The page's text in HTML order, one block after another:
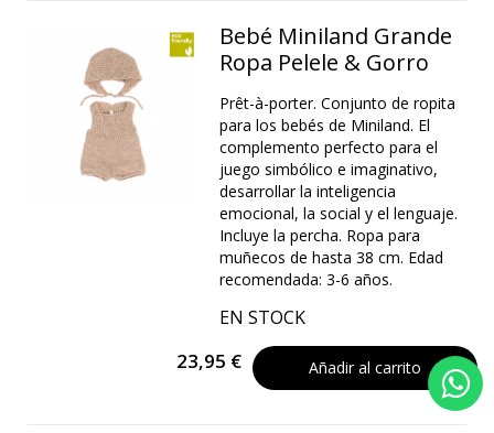
Bebé Miniland Grande
Ropa Pelele & Gorro
Prêt-à-porter. Conjunto de ropita
para los bebés de Miniland. El
complemento perfecto para el
juego simbólico e imaginativo,
desarrollar la inteligencia
emocional, la social y el lenguaje.
Incluye la percha. Ropa para
muñecos de hasta 38 cm. Edad
recomendada: 3-6 años.
EN STOCK
23,95 € Añadir al carrito